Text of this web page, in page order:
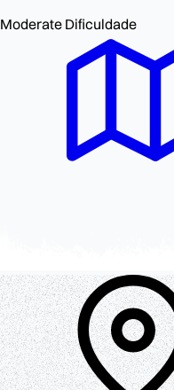
Moderate Dificuldade